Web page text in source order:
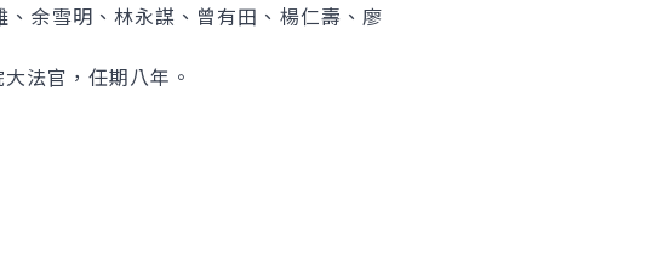
余雪明、林永謀、曾有田、楊仁壽、廖
法官，任期八年。